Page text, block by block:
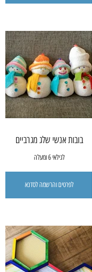
בובות אנשי שלג מגרביים
לגילאי 6 ומעלה
לפרטים והרשמה לסדנא